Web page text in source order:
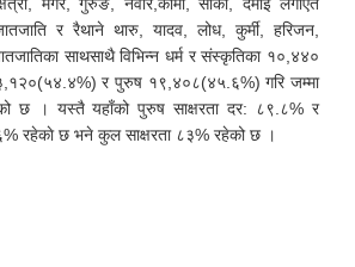
मगर, गुरुङ, नेवार,कार्मी, सार्की, दमाइ लगाएत
र रैथाने थारु, यादव, लोध, कुर्मी, हरिजन,
साथसाथै विभिन्न धर्म र संस्कृतिका १०,४४०
र पुरुष १९,४०८(४५.६%) गरि जम्मा
छ । यस्तै यहाँको पुरुष साक्षरता दर: ८९.८% र
रहेकाे छ भने कुल साक्षरता ८३% रहेको छ ।